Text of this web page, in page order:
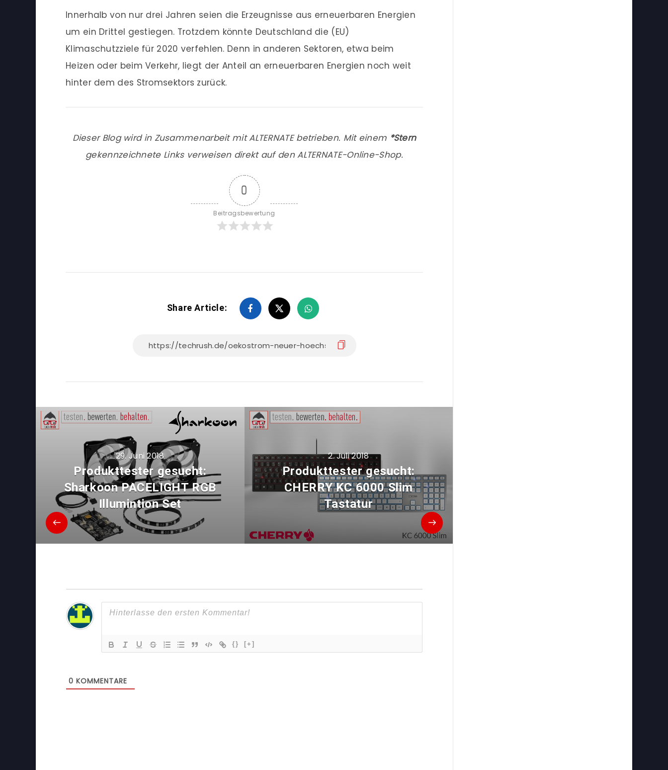
Innerhalb von nur drei Jahren seien die Erzeugnisse aus erneuerbaren Energien
um ein Drittel gestiegen. Trotzdem könnte Deutschland die (EU)
Klimaschutzziele für 2020 verfehlen. Denn in anderen Sektoren, etwa beim
Heizen oder beim Verkehr, liegt der Anteil an erneuerbaren Energien noch weit
hinter dem des Stromsektors zurück.
Dieser Blog wird in Zusammenarbeit mit ALTERNATE betrieben. Mit einem *Stern
gekennzeichnete Links verweisen direkt auf den ALTERNATE-Online-Shop.
0
Beitragsbewertung
Share Article:
29. Juni 2018
Produkttester gesucht:
Sharkoon PACELIGHT RGB
Illumintion Set
2. Juli 2018
Produkttester gesucht:
CHERRY KC 6000 Slim
Tastatur
{} [+]
0 KOMMENTARE